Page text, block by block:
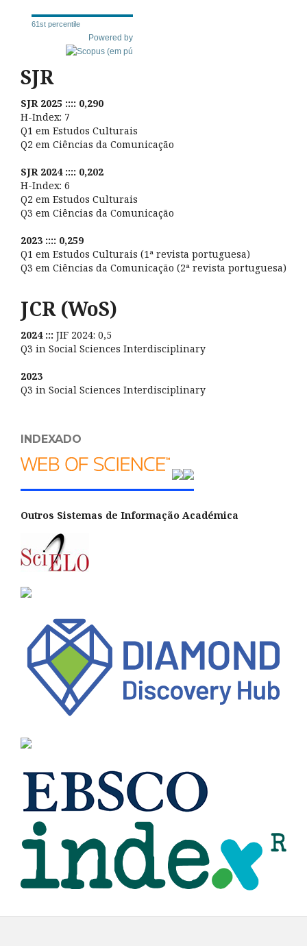
61st percentile
Powered by
SJR
SJR 2025 :::: 0,290
H-Index: 7
Q1 em Estudos Culturais
Q2 em Ciências da Comunicação
SJR 2024 :::: 0,202
H-Index: 6
Q2 em Estudos Culturais
Q3 em Ciências da Comunicação
2023 :::: 0,259
Q1 em Estudos Culturais (1ª revista portuguesa)
Q3 em Ciências da Comunicação (2ª revista portuguesa)
JCR (WoS)
2024 ::: JIF 2024: 0,5
Q3 in Social Sciences Interdisciplinary
2023
Q3 in Social Sciences Interdisciplinary
INDEXADO
Outros Sistemas de Informação Académica